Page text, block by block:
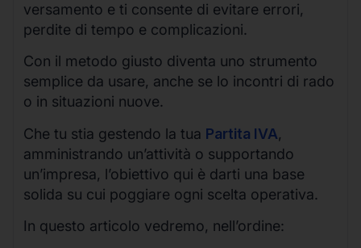
versamento e ti consente di evitare errori,
perdite di tempo e complicazioni.
Con il metodo giusto diventa uno strumento
semplice da usare, anche se lo incontri di rado
o in situazioni nuove.
Che tu stia gestendo la tua Partita IVA,
amministrando un’attività o supportando
un’impresa, l’obiettivo qui è darti una base
solida su cui poggiare ogni scelta operativa.
In questo articolo vedremo, nell’ordine: